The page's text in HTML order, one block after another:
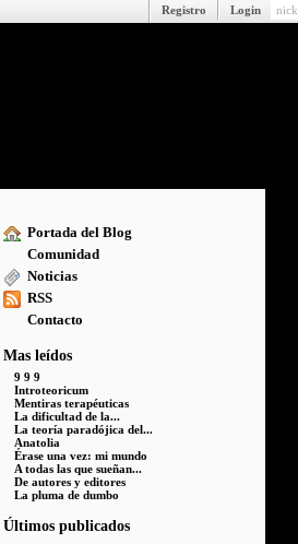
Login
Registro
Portada del Blog
Comunidad
Noticias
RSS
Contacto
Mas leídos
9 9 9
Introteoricum
Mentiras terapéuticas
La dificultad de la...
La teoría paradójica del...
Anatolia
Érase una vez: mi mundo
A todas las que sueñan...
De autores y editores
La pluma de dumbo
Últimos publicados